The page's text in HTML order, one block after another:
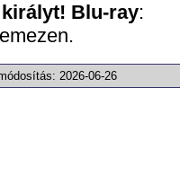
Blu-ray:
2026-06-26